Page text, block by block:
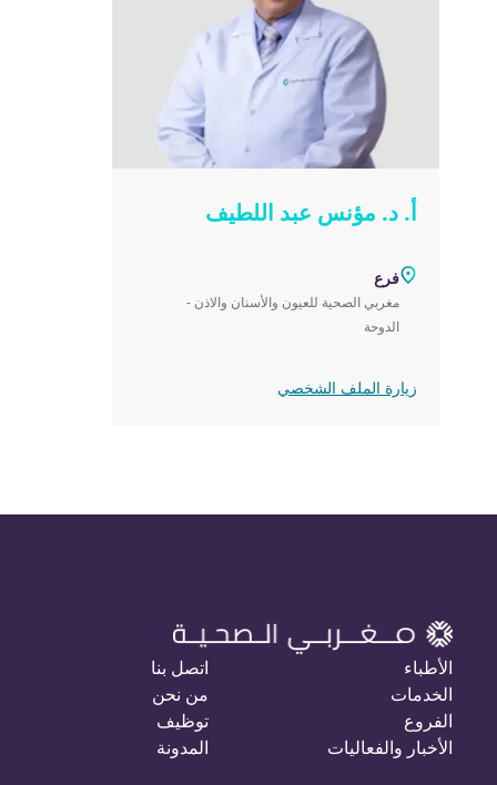
أ. د. مؤنس عبد اللطيف
فرع
مغربي الصحية للعيون والأسنان والاذن -
الدوحة
زيارة الملف الشخصي
الأطباء
الخدمات
الفروع
الأخبار والفعاليات
اتصل بنا
من نحن
توظيف
المدونة